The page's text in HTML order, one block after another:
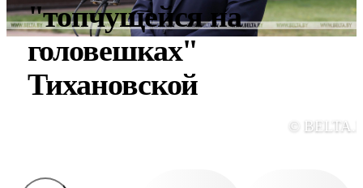
"топчущейся на
головешках"
Тихановской
©